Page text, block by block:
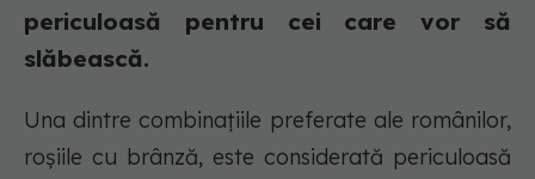
periculoasă pentru cei care vor să
slăbească.
Una dintre combinațiile preferate ale românilor,
roșiile cu brânză, este considerată periculoasă